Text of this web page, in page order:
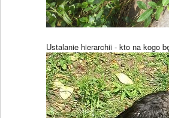
Ustalanie hierarchii - kto na kogo